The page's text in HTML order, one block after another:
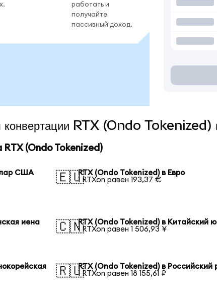
работать и
получайте
пассивный доход.
конвертации RTX (Ondo Tokenized)
(Ondo Tokenized)
США
🇪🇺RTX (Ondo Tokenized) в Евро
1 RTXon равен 193,37 €
иена
🇨🇳RTX (Ondo Tokenized) в Китайский
1 RTXon равен 1 506,93 ¥
🇷🇺RTX (Ondo Tokenized) в Российский
1 RTXon равен 18 155,61 ₽